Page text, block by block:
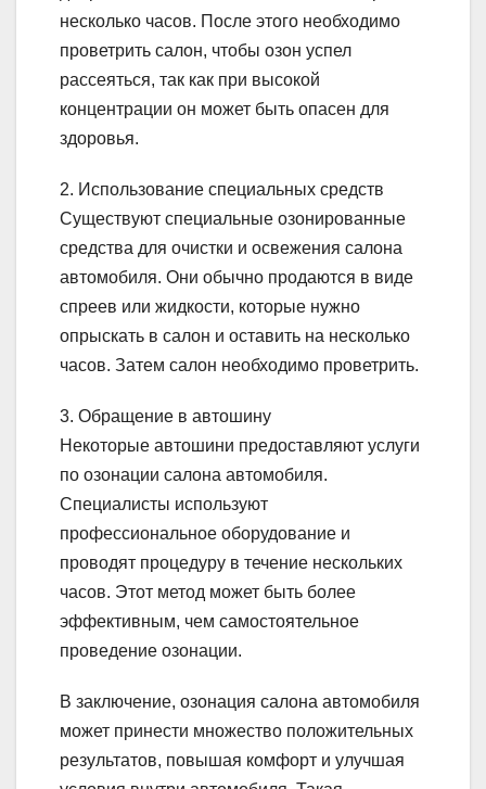
несколько часов. После этого необходимо
проветрить салон, чтобы озон успел
рассеяться, так как при высокой
концентрации он может быть опасен для
здоровья.
2. Использование специальных средств
Существуют специальные озонированные
средства для очистки и освежения салона
автомобиля. Они обычно продаются в виде
спреев или жидкости, которые нужно
опрыскать в салон и оставить на несколько
часов. Затем салон необходимо проветрить.
3. Обращение в автошину
Некоторые автошини предоставляют услуги
по озонации салона автомобиля.
Специалисты используют
профессиональное оборудование и
проводят процедуру в течение нескольких
часов. Этот метод может быть более
эффективным, чем самостоятельное
проведение озонации.
В заключение, озонация салона автомобиля
может принести множество положительных
результатов, повышая комфорт и улучшая